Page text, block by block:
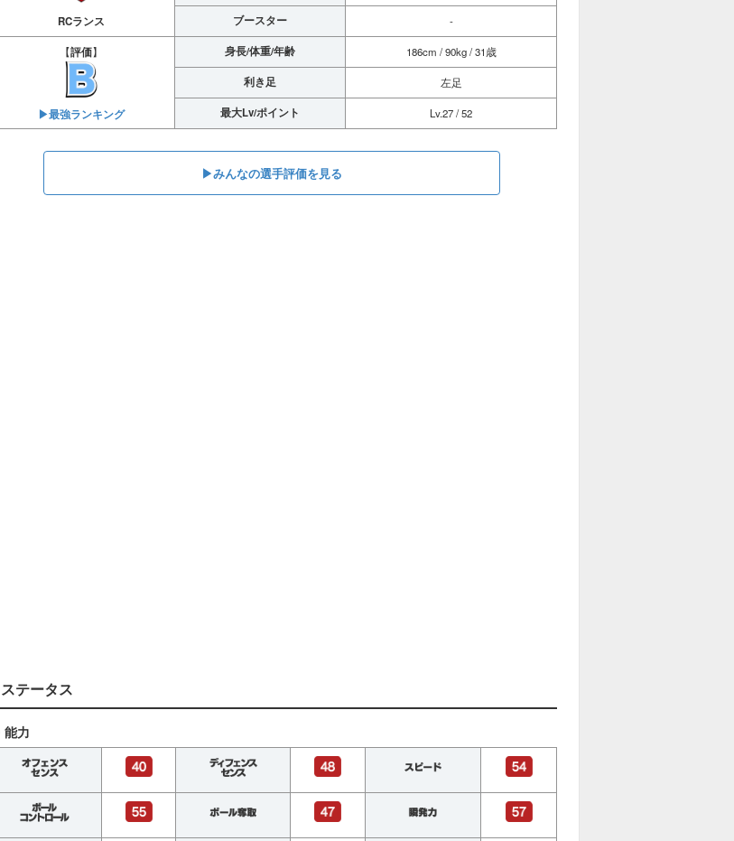
RCランス ブースター -
【評価】
▶︎最強ランキング
身長/体重/年齢 186cm / 90kg / 31歳
利き足 左足
最大Lv/ポイント Lv.27 / 52
▶︎みんなの選手評価を見る
ステータス
能力